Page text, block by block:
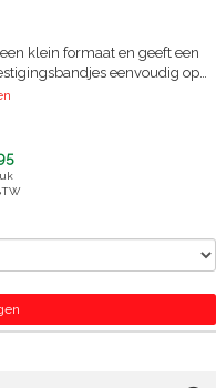
klein formaat en geeft een
eenvoudig op